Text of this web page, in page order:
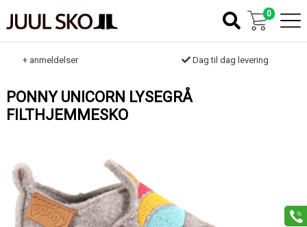
PONNY UNICORN LYSEGRÅ
FILTHJEMMESKO
0
+ anmeldelser Dag til dag levering